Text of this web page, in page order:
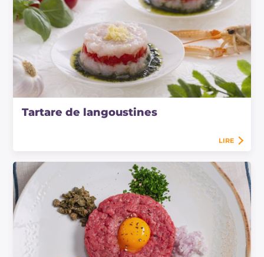
Tartare de langoustines
LIRE